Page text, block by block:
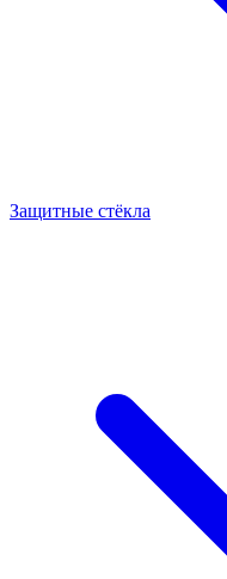
Защитные стёкла